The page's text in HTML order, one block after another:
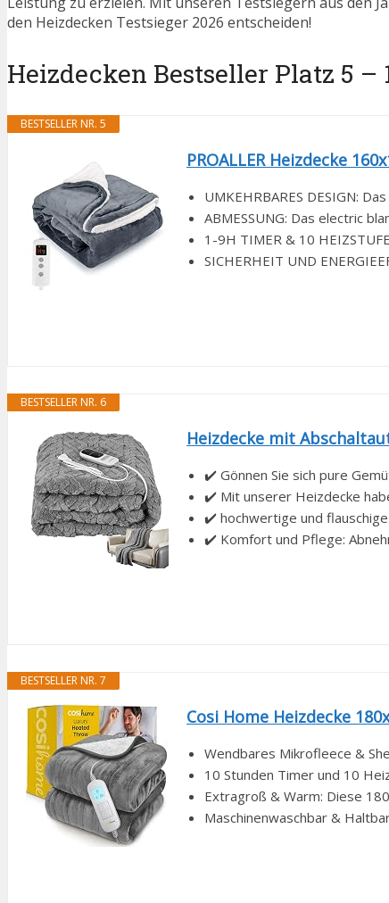
den Heizdecken Testsieger 2026 entscheiden!
Heizdecken Bestseller Platz 5 –
BESTSELLER NR. 5
PROALLER Heizdecke
UMKEHRBARES DESIGN:
ABMESSUNG: Das electric
1-9H TIMER & 10
SICHERHEIT UND
BESTSELLER NR. 6
Heizdecke mit
✔️ Gönnen Sie sich pure
✔️ Mit unserer Heizdecke
✔️ hochwertige und flauschige
✔️ Komfort und Pflege:
BESTSELLER NR. 7
Cosi Home Heizdecke
Wendbares Mikrofleece &
10 Stunden Timer und 10
Extragroß & Warm: Diese
Maschinenwaschbar &